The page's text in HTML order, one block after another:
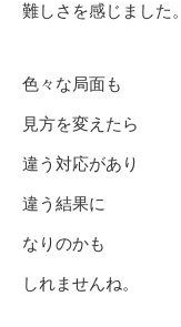
難しさを感じました。
色々な局面も
見方を変えたら
違う対応があり
違う結果に
なりのかも
しれませんね。